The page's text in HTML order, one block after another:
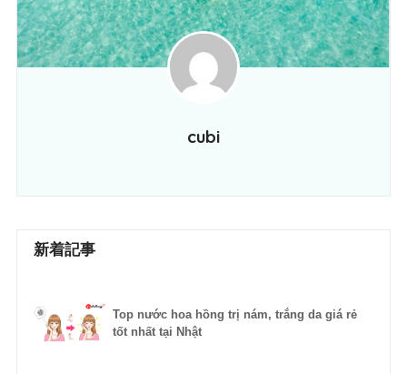
cubi
新着記事
Top nước hoa hồng trị nám, trắng da giá rẻ
tốt nhất tại Nhật